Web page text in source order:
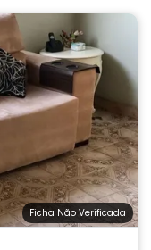
Ficha Não Verificada